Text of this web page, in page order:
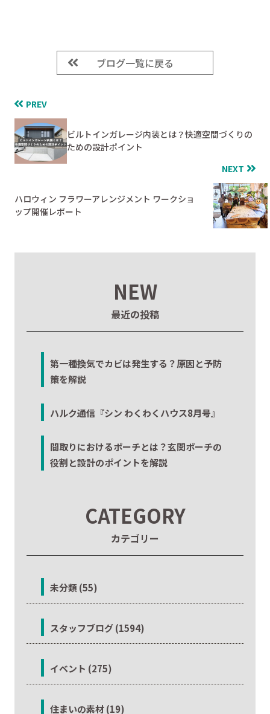
ブログ一覧に戻る
PREV
ビルトインガレージ内装とは？快適空間づくりの
ための設計ポイント
NEXT
ハロウィン フラワーアレンジメント ワークショ
ップ開催レポート
NEW
最近の投稿
第一種換気でカビは発生する？原因と予防
策を解説
ハルク通信『シン わくわくハウス8月号』
間取りにおけるポーチとは？玄関ポーチの
役割と設計のポイントを解説
CATEGORY
カテゴリー
未分類 (55)
スタッフブログ (1594)
イベント (275)
住まいの素材 (19)